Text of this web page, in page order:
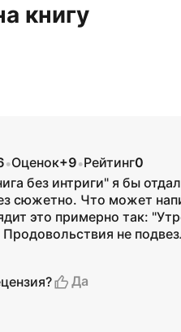
книгу
•Оценок+9•Рейтинг0
без интриги" я бы
сюжетно. Что может
это примерно так:
не
Да